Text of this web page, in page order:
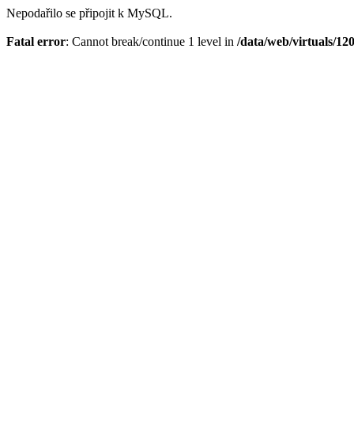
Nepodařilo se připojit k MySQL.
Fatal error: Cannot break/continue 1 level in /data/web/virtuals/